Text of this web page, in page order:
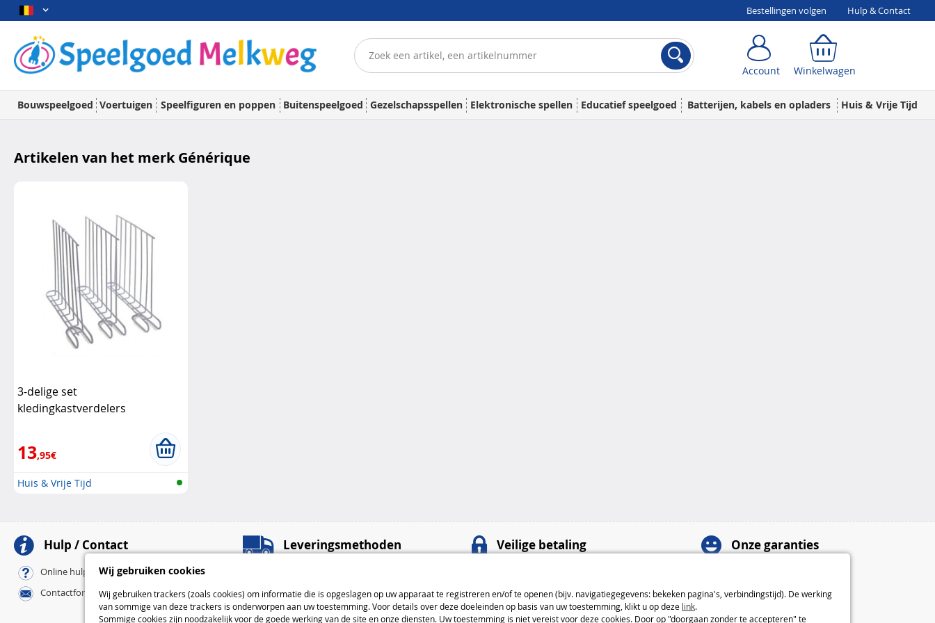
Wij gebruiken cookies
Wij gebruiken trackers (zoals cookies) om informatie die is opgeslagen op uw apparaat te registreren en/of te openen (bijv. navigatiegegevens: bekeken pagina's, verbindingstijd). De werking
van sommige van deze trackers is onderworpen aan uw toestemming. Voor details over deze doeleinden op basis van uw toestemming, klikt u op deze link.
Sommige cookies zijn noodzakelijk voor de goede werking van de site en onze diensten. Uw toestemming is niet vereist voor deze cookies. Door op "doorgaan zonder te accepteren" te
Bestellingen volgen Hulp & Contact
Account Winkelwagen
Bouwspeelgoed Voertuigen Speelfiguren en poppen Buitenspeelgoed Gezelschapsspellen Elektronische spellen Educatief speelgoed Batterijen, kabels en opladers Huis & Vrije Tijd
Artikelen van het merk Générique
3-delige set
kledingkastverdelers
13,95€
Huis & Vrije Tijd
Hulp / Contact
Online hulp / FAQ
Contactformulier
Leveringsmethoden
Bij u thuis
Standaard
: 7,99 € van 3 tot 4 dagen
Veilige betaling
Betaalmethoden
Onze garanties
Algemene verkoopvoorwaarden
Account Winkelwagen